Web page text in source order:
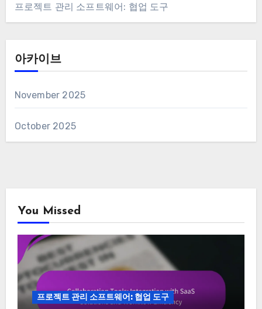
프로젝트 관리 소프트웨어: 협업 도구
아카이브
November 2025
October 2025
You Missed
프로젝트 관리 소프트웨어: 협업 도구